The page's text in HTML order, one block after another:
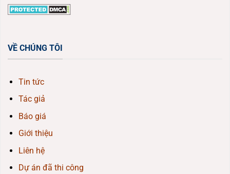
VỀ CHÚNG TÔI
Tin tức
Tác giả
Báo giá
Giới thiệu
Liên hệ
Dự án đã thi công